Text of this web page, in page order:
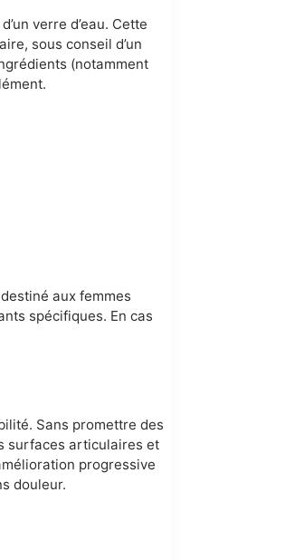
verre d’eau. Cette
sous conseil d’un
(notamment
aux femmes
spécifiques. En cas
Sans promettre des
surfaces articulaires et
progressive
douleur.